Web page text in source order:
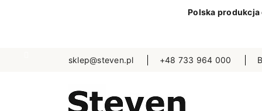
Polska produkcja
sklep@steven.pl +48 733 964 000